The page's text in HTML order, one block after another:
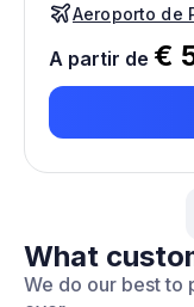
Aeroporto de
A partir de €
What
We do our best to